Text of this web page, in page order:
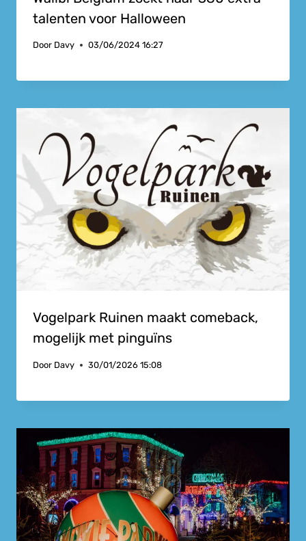
talenten voor Halloween
Door Davy 03/06/2024 16:27
Vogelpark Ruinen maakt comeback,
mogelijk met pinguïns
Door Davy 30/01/2026 15:08